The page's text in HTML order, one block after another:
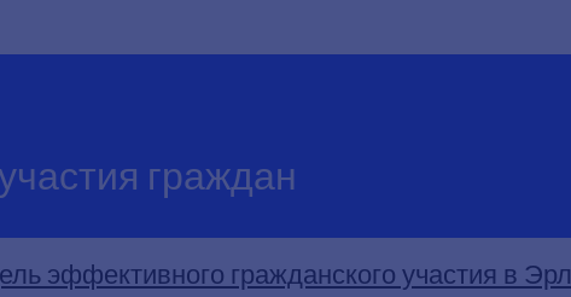
граждан
эффективного гражданского участия в